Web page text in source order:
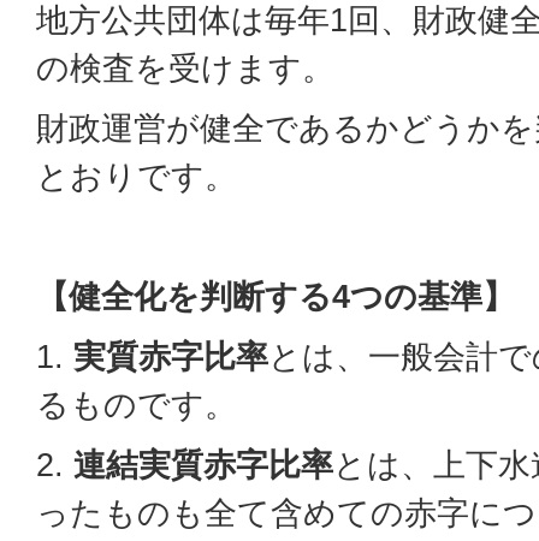
地方公共団体は毎年1回、財政健
の検査を受けます。
財政運営が健全であるかどうか
とおりです。
【健全化を判断する4つの基準】
1. 実質赤字比率とは、一般会計
るものです。
2. 連結実質赤字比率とは、上下
ったものも全て含めての赤